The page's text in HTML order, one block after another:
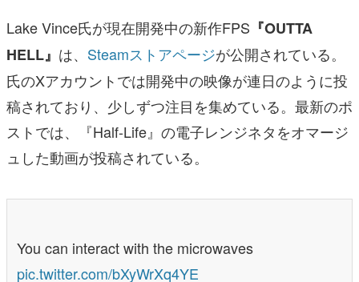
その他
電ファミニコゲーマーとは？
運営：株式会社マレ
Lake Vince氏が現在開発中の新作FPS 『OUTTA
HELL』 は、 Steamストアページが公開されている。
氏のXアカウントでは開発中の映像が連日のように投
稿されており、少しずつ注目を集めている。最新のポ
ストでは、『Half-Life』の電子レンジネタをオマージ
ュした動画が投稿されている。
You can interact with the microwaves
pic.twitter.com/bXyWrXq4YE